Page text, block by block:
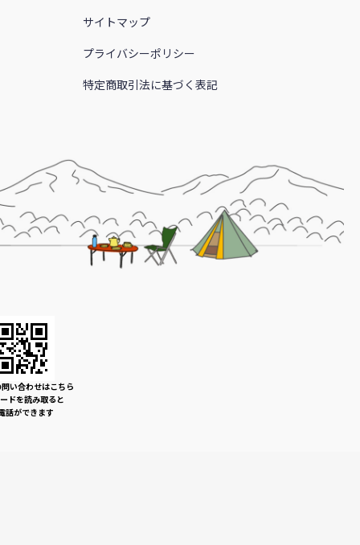
サイトマップ
プライバシーポリシー
特定商取引法に基づく表記
問い合わせはこちら
ドを読み取ると
話ができます